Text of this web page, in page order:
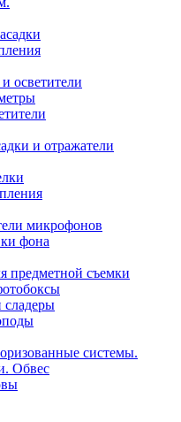
осветители
и отражатели
микрофонов
фона
предметной съемки
системы.
Обвес